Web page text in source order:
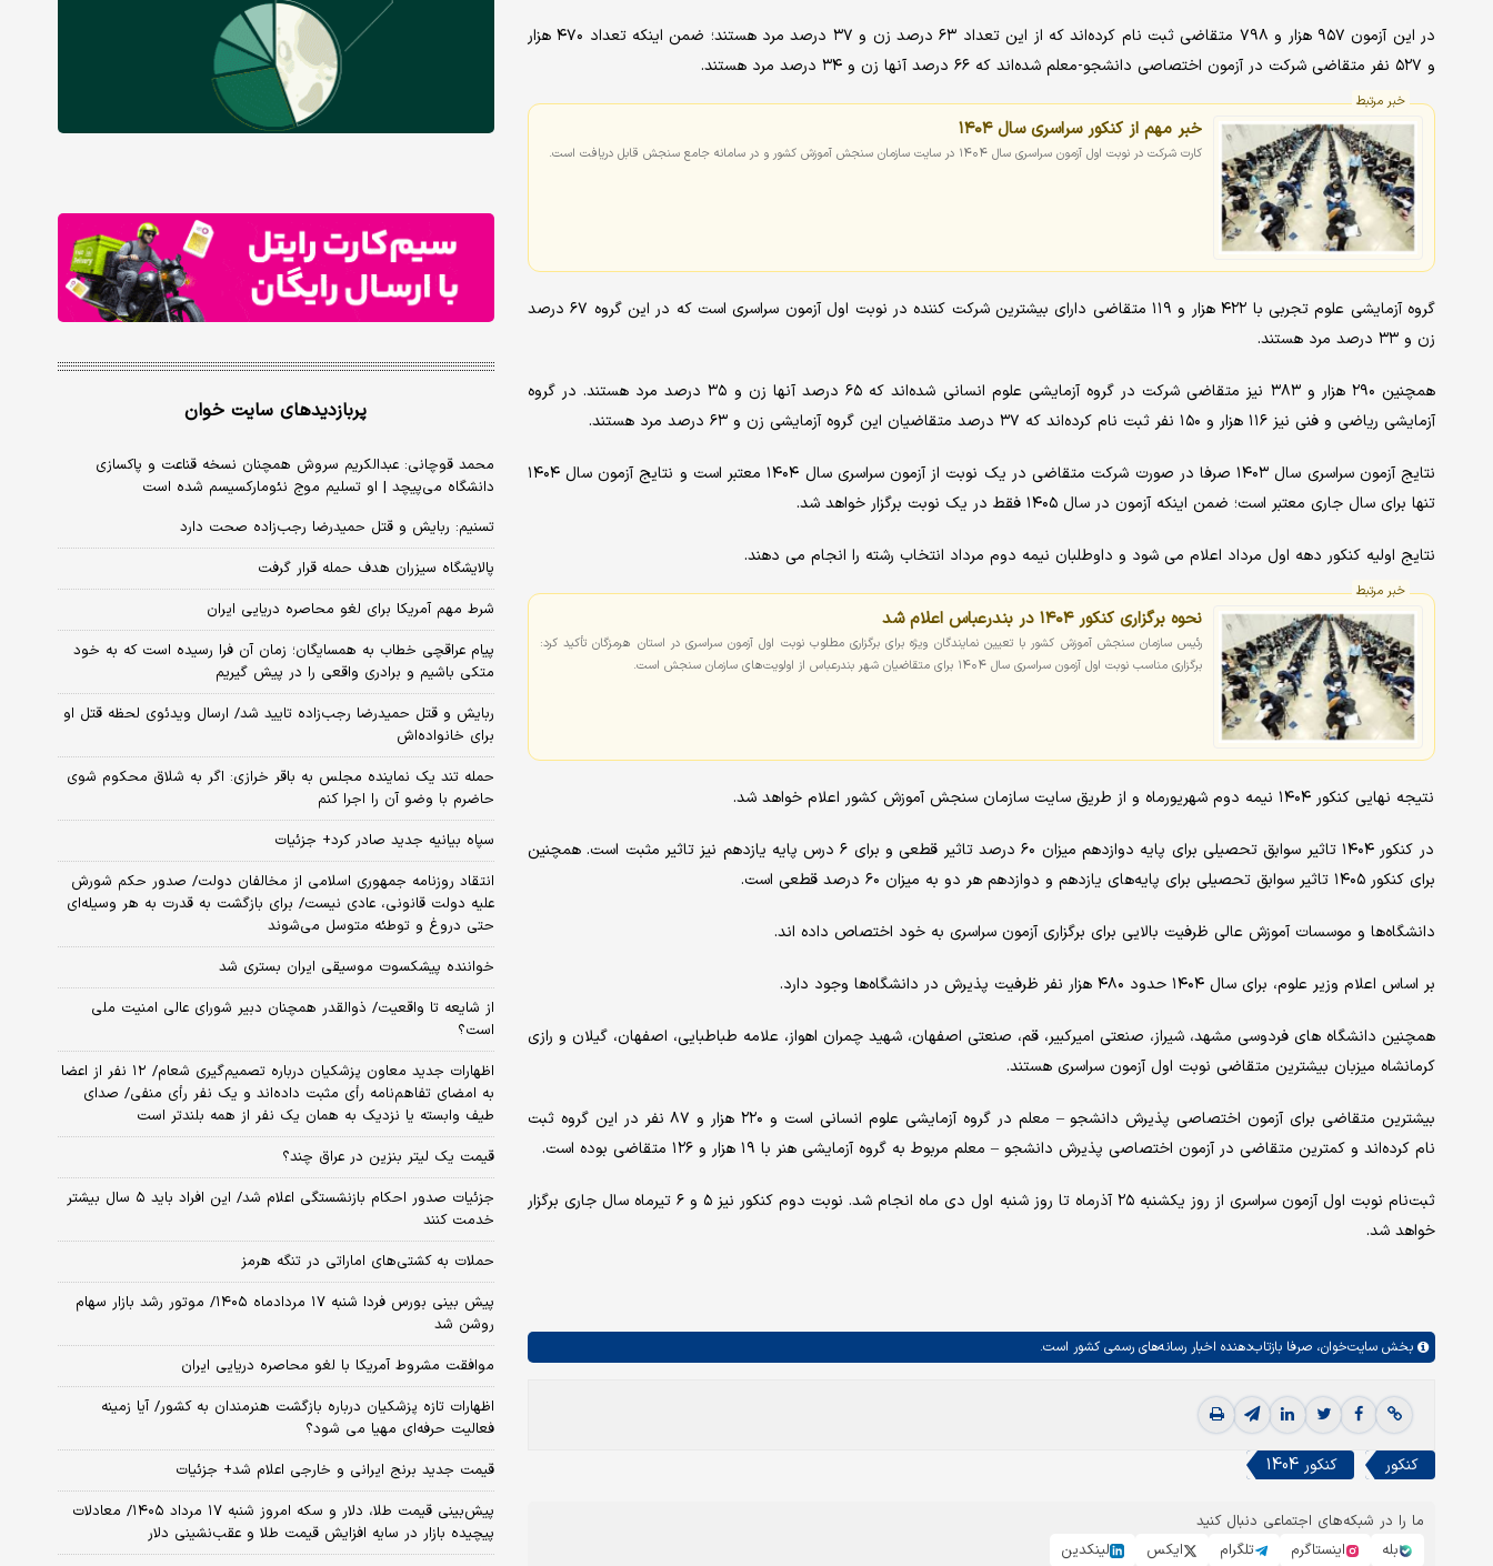
در این آزمون ۹۵۷ هزار و ۷۹۸ متقاضی ثبت نام کرده‌اند که از این تعداد ۶۳ درصد زن و ۳۷ درصد مرد هستند؛ ضمن اینکه تعداد ۴۷۰ هزار
و ۵۲۷ نفر متقاضی شرکت در آزمون اختصاصی دانشجو-معلم شده‌اند که ۶۶ درصد آنها زن و ۳۴ درصد مرد هستند.
خبر مرتبط
خبر مهم از کنکور سراسری سال ۱۴۰۴
کارت شرکت در نوبت اول آزمون سراسری سال ۱۴۰۴ در سایت سازمان سنجش آموزش کشور و در سامانه جامع سنجش قابل دریافت است.
گروه آزمایشی علوم تجربی با ۴۲۲ هزار و ۱۱۹ متقاضی دارای بیشترین شرکت کننده در نوبت اول آزمون سراسری است که در این گروه ۶۷ درصد
زن و ۳۳ درصد مرد هستند.
همچنین ۲۹۰ هزار و ۳۸۳ نیز متقاضی شرکت در گروه آزمایشی علوم انسانی شده‌اند که ۶۵ درصد آنها زن و ۳۵ درصد مرد هستند. در گروه
آزمایشی ریاضی و فنی نیز ۱۱۶ هزار و ۱۵۰ نفر ثبت نام کرده‌اند که ۳۷ درصد متقاضیان این گروه آزمایشی زن و ۶۳ درصد مرد هستند.
نتایج آزمون سراسری سال ۱۴۰۳ صرفا در صورت شرکت متقاضی در یک نوبت از آزمون سراسری سال ۱۴۰۴ معتبر است و نتایج آزمون سال ۱۴۰۴
تنها برای سال جاری معتبر است؛ ضمن اینکه آزمون در سال ۱۴۰۵ فقط در یک نوبت برگزار خواهد شد.
نتایج اولیه کنکور دهه اول مرداد اعلام می شود و داوطلبان نیمه دوم مرداد انتخاب رشته را انجام می دهند.
خبر مرتبط
نحوه برگزاری کنکور ۱۴۰۴ در بندرعباس اعلام شد
رئیس سازمان سنجش آموزش کشور با تعیین نمایندگان ویژه برای برگزاری مطلوب نوبت اول آزمون سراسری در استان هرمزگان تأکید کرد:
برگزاری مناسب نوبت اول آزمون سراسری سال ۱۴۰۴ برای متقاضیان شهر بندرعباس از اولویت‌های سازمان سنجش است.
نتیجه نهایی کنکور ۱۴۰۴ نیمه دوم شهریورماه و از طریق سایت سازمان سنجش آموزش کشور اعلام خواهد شد.
در کنکور ۱۴۰۴ تاثیر سوابق تحصیلی برای پایه دوازدهم میزان ۶۰ درصد تاثیر قطعی و برای ۶ درس پایه یازدهم نیز تاثیر مثبت است. همچنین
برای کنکور ۱۴۰۵ تاثیر سوابق تحصیلی برای پایه‌های یازدهم و دوازدهم هر دو به میزان ۶۰ درصد قطعی است.
دانشگاه‌ها و موسسات آموزش عالی ظرفیت بالایی برای برگزاری آزمون سراسری به خود اختصاص داده اند.
بر اساس اعلام وزیر علوم، برای سال ۱۴۰۴ حدود ۴۸۰ هزار نفر ظرفیت پذیرش در دانشگاه‌ها وجود دارد.
همچنین دانشگاه های فردوسی مشهد، شیراز، صنعتی امیرکبیر، قم، صنعتی اصفهان، شهید چمران اهواز، علامه طباطبایی، اصفهان، گیلان و رازی
کرمانشاه میزبان بیشترین متقاضی نوبت اول آزمون سراسری هستند.
بیشترین متقاضی برای آزمون اختصاصی پذیرش دانشجو – معلم در گروه آزمایشی علوم انسانی است و ۲۲۰ هزار و ۸۷ نفر در این گروه ثبت
نام کرده‌اند و کمترین متقاضی در آزمون اختصاصی پذیرش دانشجو – معلم مربوط به گروه آزمایشی هنر با ۱۹ هزار و ۱۲۶ متقاضی بوده است.
ثبت‌نام نوبت اول آزمون سراسری از روز یکشنبه ۲۵ آذرماه تا روز شنبه اول دی ماه انجام شد. نوبت دوم کنکور نیز ۵ و ۶ تیرماه سال جاری برگزار
خواهد شد.
بخش سایت‌خوان، صرفا بازتاب‌دهنده اخبار رسانه‌های رسمی کشور است.
کنکور کنکور 1404
ما را در شبکه‌های اجتماعی دنبال کنید
بله
اینستاگرم تلگرام ایکس لینکدین
پربازدیدهای سایت خوان
محمد قوچانی: عبدالکریم سروش همچنان نسخه قناعت و پاکسازی
دانشگاه می‌پیچد | او تسلیم موج نئومارکسیسم شده است
تسنیم: ربایش و قتل حمیدرضا رجب‌زاده صحت دارد
پالایشگاه سیزران هدف حمله قرار گرفت
شرط مهم آمریکا برای لغو محاصره دریایی ایران
پیام عراقچی خطاب به همسایگان؛ زمان آن فرا رسیده است که به خود
متکی باشیم و برادری واقعی را در پیش گیریم
ربایش و قتل حمیدرضا رجب‌زاده تایید شد/ ارسال ویدئوی لحظه قتل او
برای خانواده‌اش
حمله تند یک نماینده مجلس به باقر خرازی: اگر به شلاق محکوم شوی
حاضرم با وضو آن را اجرا کنم
سپاه بیانیه جدید صادر کرد+ جزئیات
انتقاد روزنامه جمهوری اسلامی از مخالفان دولت/ صدور حکم شورش
علیه دولت قانونی، عادی نیست/ برای بازگشت به قدرت به هر وسیله‌ای
حتی دروغ و توطئه متوسل می‌شوند
خواننده پیشکسوت موسیقی ایران بستری شد
از شایعه تا واقعیت/ ذوالقدر همچنان دبیر شورای ‌عالی امنیت ملی
است؟
اظهارات جدید معاون پزشکیان درباره تصمیم‌گیری شعام/ ۱۲ نفر از اعضا
به امضای تفاهم‌نامه رأی مثبت داده‌اند و یک نفر رأی منفی/ صدای
طیف وابسته یا نزدیک به همان یک نفر از همه بلندتر است
قیمت یک لیتر بنزین در عراق چند؟
جزئیات صدور احکام بازنشستگی اعلام شد/ این افراد باید ۵ سال بیشتر
خدمت کنند
حملات به کشتی‌های اماراتی در تنگه هرمز
پیش بینی بورس فردا شنبه ۱۷ مردادماه ۱۴۰۵/ موتور رشد بازار سهام
روشن شد
موافقت مشروط آمریکا با لغو محاصره دریایی ایران
اظهارات تازه پزشکیان درباره بازگشت هنرمندان به کشور/ آیا زمینه
فعالیت حرفه‌ای مهیا می شود؟
قیمت جدید برنج ایرانی و خارجی اعلام شد+ جزئیات
پیش‌بینی قیمت طلا، دلار و سکه امروز شنبه ۱۷ مرداد ۱۴۰۵/ معادلات
پیچیده بازار در سایه افزایش قیمت طلا و عقب‌نشینی دلار